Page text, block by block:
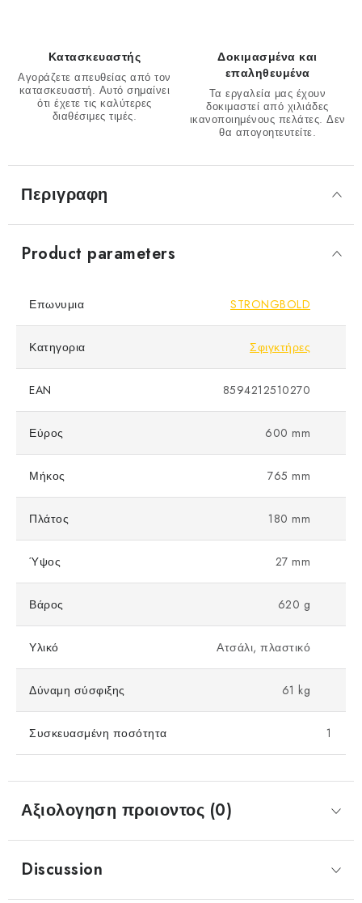
Κατασκευαστής
Αγοράζετε απευθείας από τον
κατασκευαστή. Αυτό σημαίνει
ότι έχετε τις καλύτερες
διαθέσιμες τιμές.
Δοκιμασμένα και
επαληθευμένα
Τα εργαλεία μας έχουν
δοκιμαστεί από χιλιάδες
ικανοποιημένους πελάτες. Δεν
θα απογοητευτείτε.
Περιγραφη
Product parameters
Επωνυμια STRONGBOLD
Κατηγορια Σφιγκτήρες
EAN 8594212510270
Εύρος 600 mm
Μήκος 765 mm
Πλάτος 180 mm
Ύψος 27 mm
Βάρος 620 g
Υλικό Ατσάλι, πλαστικό
Δύναμη σύσφιξης 61 kg
Συσκευασμένη ποσότητα 1
Αξιολογηση προιοντος (0)
Discussion